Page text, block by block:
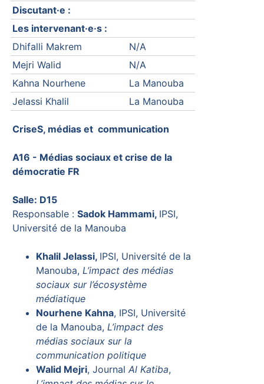
Discutant·e :
Les intervenant·e·s :
Dhifalli Makrem
N/A
Mejri Walid
N/A
Kahna Nourhene
La Manouba
Jelassi Khalil
La Manouba
CriseS, médias et communication
A16 - Médias sociaux et crise de la
démocratie FR
Salle: D15
Responsable :Sadok Hammami, IPSI,
Université de la Manouba
Khalil Jelassi, IPSI, Université de la
Manouba, L’impact des médias
sociaux sur l’écosystème
médiatique
Nourhene Kahna, IPSI, Université
de la Manouba, L’impact des
médias sociaux sur la
communication politique
Walid Mejri, JournalAl Katiba,